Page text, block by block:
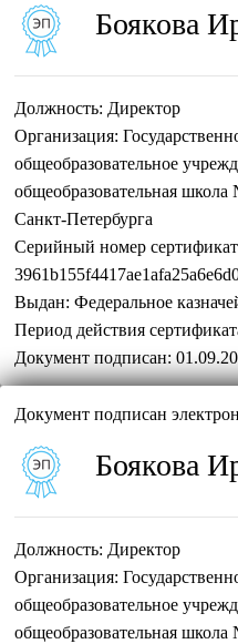
Боякова
Должность: Директор
Организация:
общеобразовательное
общеобразовательная
Санкт-Петербурга
Серийный номер
Выдан: Федеральное
Период действия
Документ подписан:
Документ подписан
Боякова
Должность: Директор
Организация:
общеобразовательное
общеобразовательная